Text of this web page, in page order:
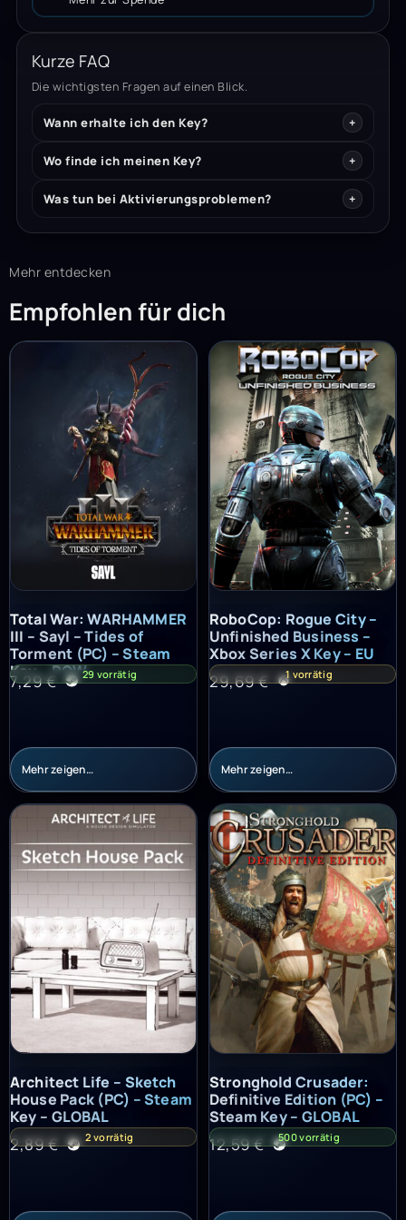
Kurze FAQ
Die wichtigsten Fragen auf einen Blick.
Wann erhalte ich den Key?
Wo finde ich meinen Key?
Was tun bei Aktivierungsproblemen?
Mehr entdecken
Empfohlen für dich
Total War: WARHAMMER III – Sayl – Tides of Torment (PC) –
Total War: WARHAMMER
III – Sayl – Tides of
Torment (PC) – Steam
Key – ROW
7,29€ 29 vorrätig
Mehr zeigen…
RoboCop: Rogue City –
RoboCop: Rogue City –
Unfinished Business –
Xbox Series X Key – EU
29,69€ 1 vorrätig
Mehr zeigen…
Architect Life – Sketch House Pack (PC) – Steam Key – GLOBAL
Architect Life – Sketch
House Pack (PC) – Steam
Key – GLOBAL
2,89€ 2 vorrätig
Stronghold Crusader: Definitive
Stronghold Crusader:
Definitive Edition (PC) –
Steam Key – GLOBAL
12,59€ 500 vorrätig